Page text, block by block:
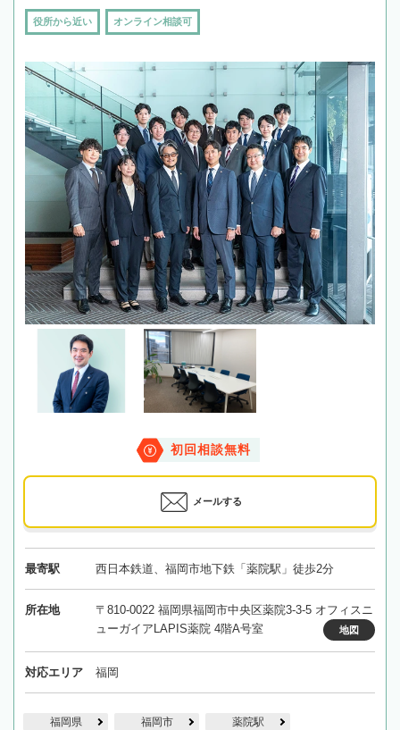
役所から近い オンライン相談可
初回相談無料
メールする
最寄駅 西日本鉄道、福岡市地下鉄「薬院駅」徒歩2分
所在地
〒810-0022 福岡県福岡市中央区薬院3-3-5 オフィスニ
ューガイアLAPIS薬院 4階A号室
地図
対応エリア 福岡
福岡県 福岡市 薬院駅